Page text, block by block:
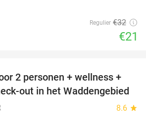
Regulier €32
€21
66%
2 personen + wellness +
out in het Waddengebied
8.6 star